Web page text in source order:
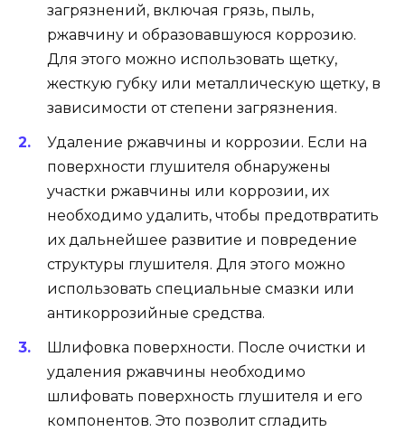
загрязнений, включая грязь, пыль,
ржавчину и образовавшуюся коррозию.
Для этого можно использовать щетку,
жесткую губку или металлическую щетку, в
зависимости от степени загрязнения.
Удаление ржавчины и коррозии. Если на
поверхности глушителя обнаружены
участки ржавчины или коррозии, их
необходимо удалить, чтобы предотвратить
их дальнейшее развитие и повредение
структуры глушителя. Для этого можно
использовать специальные смазки или
антикоррозийные средства.
Шлифовка поверхности. После очистки и
удаления ржавчины необходимо
шлифовать поверхность глушителя и его
компонентов. Это позволит сгладить